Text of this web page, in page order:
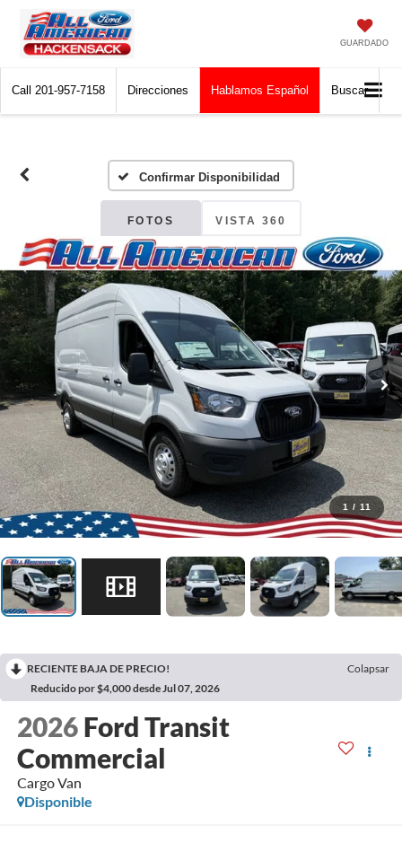
GUARDADO
Call 201-957-7158 Direcciones Hablamos Español Buscar
Confirmar Disponibilidad
FOTOS VISTA 360
1 / 11
RECIENTE BAJA DE PRECIO!
Colapsar
Reducido por $4,000 desde Jul 07, 2026
2026 Ford Transit
Commercial
Cargo Van
Disponible